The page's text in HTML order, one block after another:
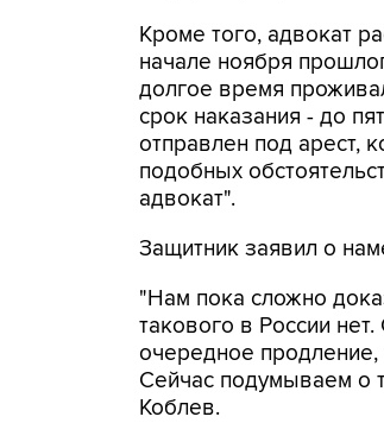
Кроме того, адвокат
начале ноября
долгое время
срок наказания - до
отправлен под арест,
подобных
адвокат".
Защитник заявил о
"Нам пока сложно
такового в России
очередное
Сейчас подумываем о
Коблев.